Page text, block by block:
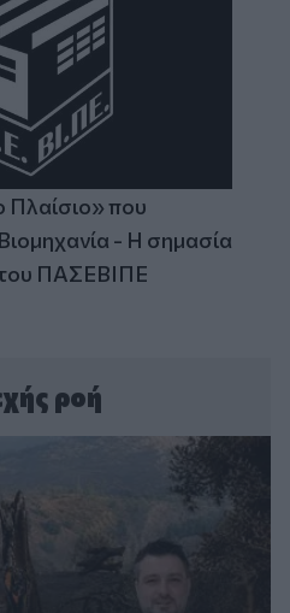
Πλαίσιο» που
- Η σημασία
ΠΑΣΕΒΙΠΕ
ροή